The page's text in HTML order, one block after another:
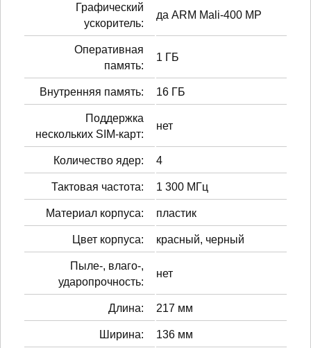
Графический
ускоритель:
да ARM Mali-400 MP
Оперативная
память:
1 ГБ
Внутренняя память: 16 ГБ
Поддержка
нескольких SIM-карт:
нет
Количество ядер: 4
Тактовая частота: 1 300 МГц
Материал корпуса: пластик
Цвет корпуса: красный, черный
Пыле-, влаго-,
ударопрочность:
нет
Длина: 217 мм
Ширина: 136 мм